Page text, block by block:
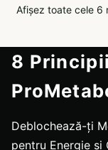
Afișez toate cele 6
8
Deblochează-ți
pentru Energie și